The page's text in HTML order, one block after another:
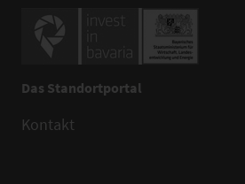
Das Standortportal
Kontakt